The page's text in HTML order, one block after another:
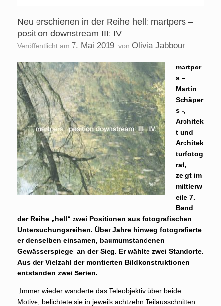
Neu erschienen in der Reihe hell: martpers –
position downstream III; IV
Veröffentlicht am 7. Mai 2019 von Olivia Jabbour
martper
s –
Martin
Schäper
s -,
Architek
t und
Architek
turfotog
raf,
zeigt im
mittlerw
eile 7.
Band
der Reihe „hell“ zwei Positionen aus fotografischen
Untersuchungsreihen. Über Jahre hinweg fotografierte
er denselben einsamen, baumumstandenen
Gewässerspiegel an der Sieg. Er wählte zwei Standorte.
Aus der Vielzahl der montierten Bildkonstruktionen
entstanden zwei Serien.
„Immer wieder wanderte das Teleobjektiv über beide
Motive, belichtete sie in jeweils achtzehn Teilausschnitten.